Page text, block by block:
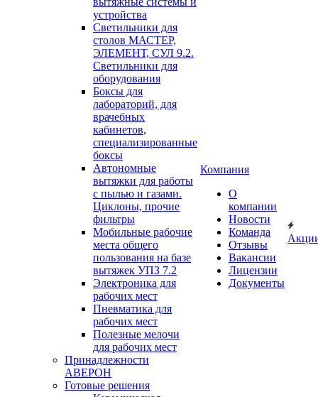
устройства
Светильники для
столов МАСТЕР,
ЭЛЕМЕНТ, СУЛ 9.2.
Светильники для
оборудования
Боксы для
лабораторий, для
врачебных
кабинетов,
специализированные
боксы
Автономные
вытяжки для работы
с пылью и газами.
Циклоны, прочие
фильтры
Мобильные рабочие
места общего
пользования на базе
вытяжек УПЗ 7.2
Электроника для
рабочих мест
Пневматика для
рабочих мест
Полезные мелочи
для рабочих мест
Принадлежности
АВЕРОН
Готовые решения
Компания
О
компании
Новости
Команда
Отзывы
Вакансии
Лицензии
Документы